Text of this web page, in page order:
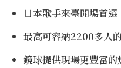
日本歌手來臺開場首
最高可容納2200多人
鏡球提供現場更豐富